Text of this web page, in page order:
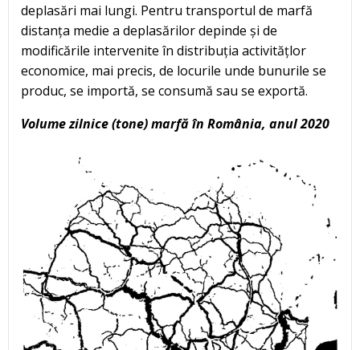
deplasări mai lungi. Pentru transportul de marfă
distanța medie a deplasărilor depinde și de
modificările intervenite în distribuția activitățlor
economice, mai precis, de locurile unde bunurile se
produc, se importă, se consumă sau se exportă.
Volume zilnice (tone) marfă în România, anul 2020